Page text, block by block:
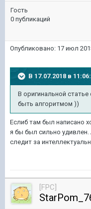
Гость
0 публикаций
Опубликовано: 17 июл
В 17.07.2018 в
В оригинальной
быть алгоритмом ))
Еслиб там был написано
я бы был сильно
следит за
[FPC]